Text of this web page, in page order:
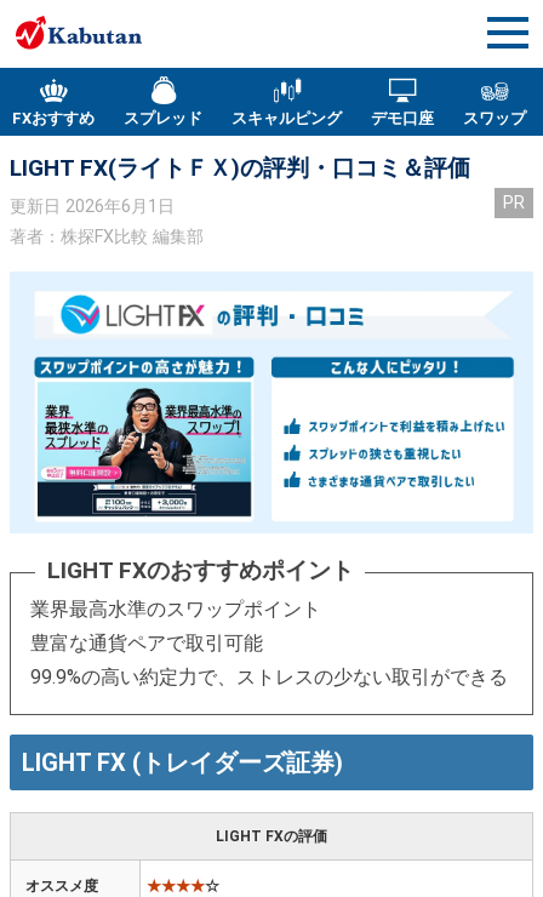
FXおすすめ スプレッド スキャルピング デモ口座 スワップ
LIGHT FX(ライトＦＸ)の評判・口コミ＆評価
更新日 2026年6月1日
PR
著者：株探FX比較 編集部
LIGHT FXのおすすめポイント
業界最高水準のスワップポイント
豊富な通貨ペアで取引可能
99.9%の高い約定力で、ストレスの少ない取引ができる
LIGHT FX (トレイダーズ証券)
LIGHT FXの評価
オススメ度 ★★★★☆